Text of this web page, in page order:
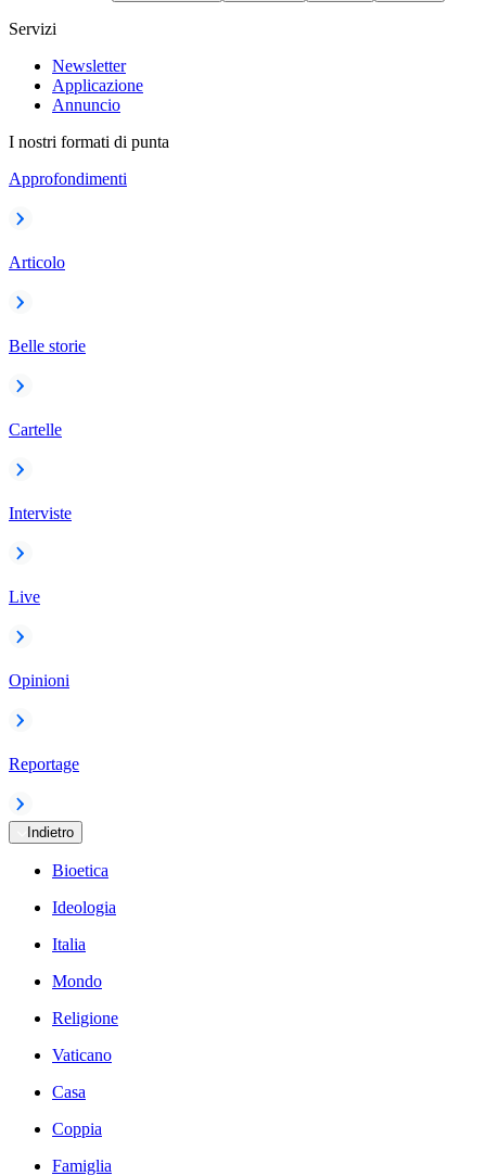
Servizi
Newsletter
Applicazione
Annuncio
I nostri formati di punta
Approfondimenti
Articolo
Belle storie
Cartelle
Interviste
Live
Opinioni
Reportage
Indietro
Bioetica
Ideologia
Italia
Mondo
Religione
Vaticano
Casa
Coppia
Famiglia